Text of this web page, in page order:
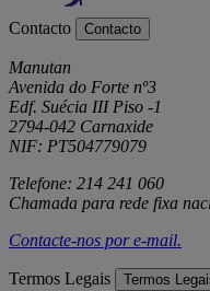
Contacto Contacto
Manutan
Avenida do Forte nº3
Edf. Suécia III Piso -1
2794-042 Carnaxide
NIF: PT504779079
Telefone: 214 241 060
Chamada para rede fixa
Contacte-nos pore-mail.
Termos Legais Termos